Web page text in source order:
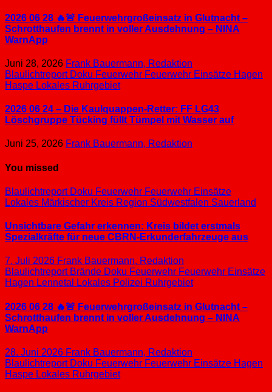
2026 06 28 🔥🚨 Feuerwehrgroßeinsatz in Glutnacht –
Schrotthaufen brennt in voller Ausdehnung – NINA
WarnApp
Juni 28, 2026 Frank Bauermann, Redaktion
Blaulichtreport Doku Feuerwehr Feuerwehr Einsätze Hagen
Haspe Lokales Ruhrgebiet
2026 06 24 – Die Kaulquappen-Retter: FF LG43
Löschgruppe Tücking füllt Tümpel mit Wasser auf
Juni 25, 2026 Frank Bauermann, Redaktion
You missed
Blaulichtreport Doku Feuerwehr Feuerwehr Einsätze
Lokales Märkischer Kreis Region Südwestfalen Sauerland
Unsichtbare Gefahr erkennen: Kreis bildet erstmals
Spezialkräfte für neue CBRN-Erkunderfahrzeuge aus
7. Juli 2026 Frank Bauermann, Redaktion
Blaulichtreport Brände Doku Feuerwehr Feuerwehr Einsätze
Hagen Lennetal Lokales Polizei Ruhrgebiet
2026 06 28 🔥🚨 Feuerwehrgroßeinsatz in Glutnacht –
Schrotthaufen brennt in voller Ausdehnung – NINA
WarnApp
28. Juni 2026 Frank Bauermann, Redaktion
Blaulichtreport Doku Feuerwehr Feuerwehr Einsätze Hagen
Haspe Lokales Ruhrgebiet